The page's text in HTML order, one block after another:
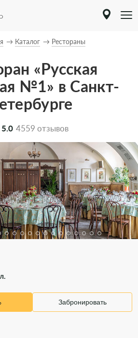
Каталог Рестораны
«Русская
№1» в Санкт-
5.0 4559 отзывов
Забронировать